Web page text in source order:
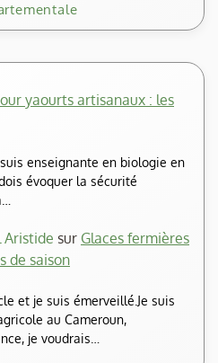
yaourts artisanaux : les
enseignante en biologie en
évoquer la sécurité
Aristide sur Glaces fermières
de saison
et je suis émerveillé.Je suis
au Cameroun,
je voudrais…